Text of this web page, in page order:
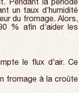
Pendant la période
un taux d’humidité
du fromage. Alors,
% afin d’aider les
le flux d’air. Ce
fromage à la croûte